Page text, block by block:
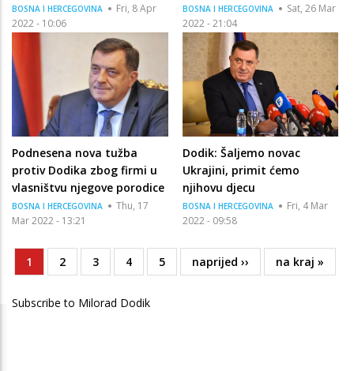
BOSNA I HERCEGOVINA
Fri, 8 Apr
2022 - 10:06
BOSNA I HERCEGOVINA
Sat, 26 Mar
2022 - 21:04
Podnesena nova tužba
protiv Dodika zbog firmi u
vlasništvu njegove porodice
BOSNA I HERCEGOVINA
Thu, 17
Mar 2022 - 13:21
Dodik: Šaljemo novac
Ukrajini, primit ćemo
njihovu djecu
BOSNA I HERCEGOVINA
Fri, 4 Mar
2022 - 09:58
Pagination
Current
page
1 Page
2 Page
3 Page
4 Page
5
Next
page
naprijed ››
Last
page
na kraj »
Subscribe to Milorad Dodik